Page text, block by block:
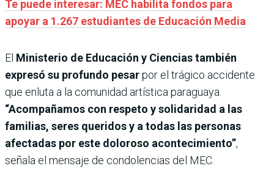
Te puede interesar: MEC habilita fondos para
apoyar a 1.267 estudiantes de Educación Media
El Ministerio de Educación y Ciencias también
expresó su profundo pesarpor el trágico accidente
que enluta a la comunidad artística paraguaya.
“Acompañamos con respeto y solidaridad a las
familias, seres queridos y a todas las personas
afectadas por este doloroso acontecimiento”,
señala el mensaje de condolencias del MEC.